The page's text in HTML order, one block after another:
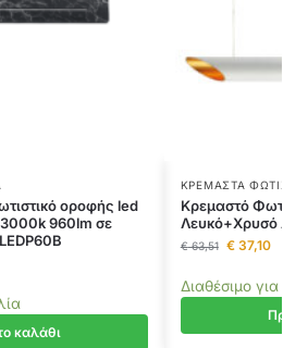
οροφής led
3000k 960lm σε
καλάθι
ΚΡΕΜΑΣΤΆ
Κρεμαστό
Λευκό+Χρυσό
€63,51 €37,10
Διαθέσιμο